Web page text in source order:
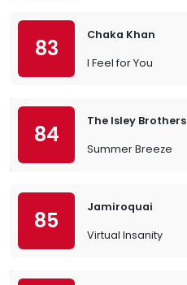
83
Chaka Khan
I Feel for You
84
The Isley Brothers
Summer Breeze
85
Jamiroquai
Virtual Insanity